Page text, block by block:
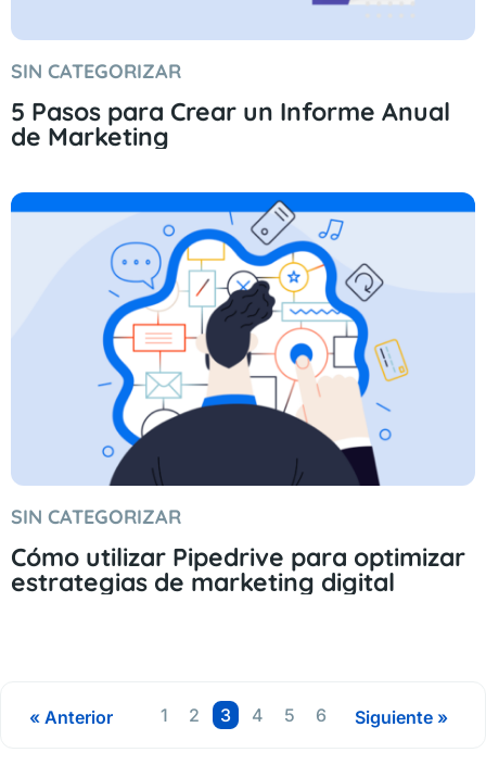
SIN CATEGORIZAR
5 Pasos para Crear un Informe Anual
de Marketing
SIN CATEGORIZAR
Cómo utilizar Pipedrive para optimizar
estrategias de marketing digital
« Anterior
1
2
3
4
5
6
Siguiente »